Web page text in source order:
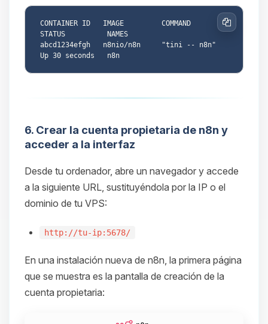
CONTAINER ID   IMAGE         COMMAND
STATUS          NAMES
abcd1234efgh   n8nio/n8n     "tini -- n8n"
Copiar
6. Crear la cuenta propietaria de n8n y
acceder a la interfaz
Desde tu ordenador, abre un navegador y accede
a la siguiente URL, sustituyéndola por la IP o el
dominio de tu VPS:
http://tu-ip:5678/
En una instalación nueva de n8n, la primera página
que se muestra es la pantalla de creación de la
cuenta propietaria: